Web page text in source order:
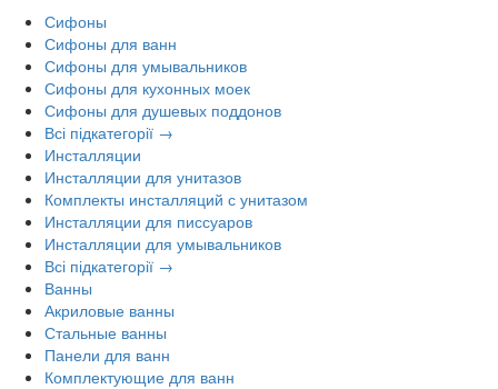
Сифоны
Сифоны для ванн
Сифоны для умывальников
Сифоны для кухонных моек
Сифоны для душевых поддонов
Всі підкатегорії →
Инсталляции
Инсталляции для унитазов
Комплекты инсталляций с унитазом
Инсталляции для писсуаров
Инсталляции для умывальников
Всі підкатегорії →
Ванны
Акриловые ванны
Стальные ванны
Панели для ванн
Комплектующие для ванн